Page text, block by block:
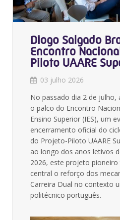
Diogo Salgado
Encontro
Piloto UAARE
03 julho 2026
No passado dia 2 de
o palco do Encontro
Ensino Superior (IES), um
encerramento oficial do
do Projeto-Piloto UAARE
ao longo dos anos letivos
2026, este projeto
central o reforço dos
Carreira Dual no contexto
politécnico português.